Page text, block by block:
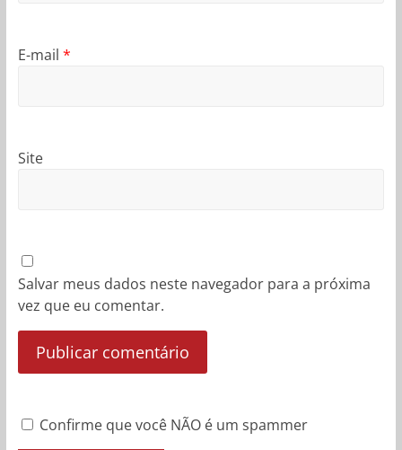
E-mail *
Site
Salvar meus dados neste navegador para a próxima
vez que eu comentar.
Confirme que você NÃO é um spammer